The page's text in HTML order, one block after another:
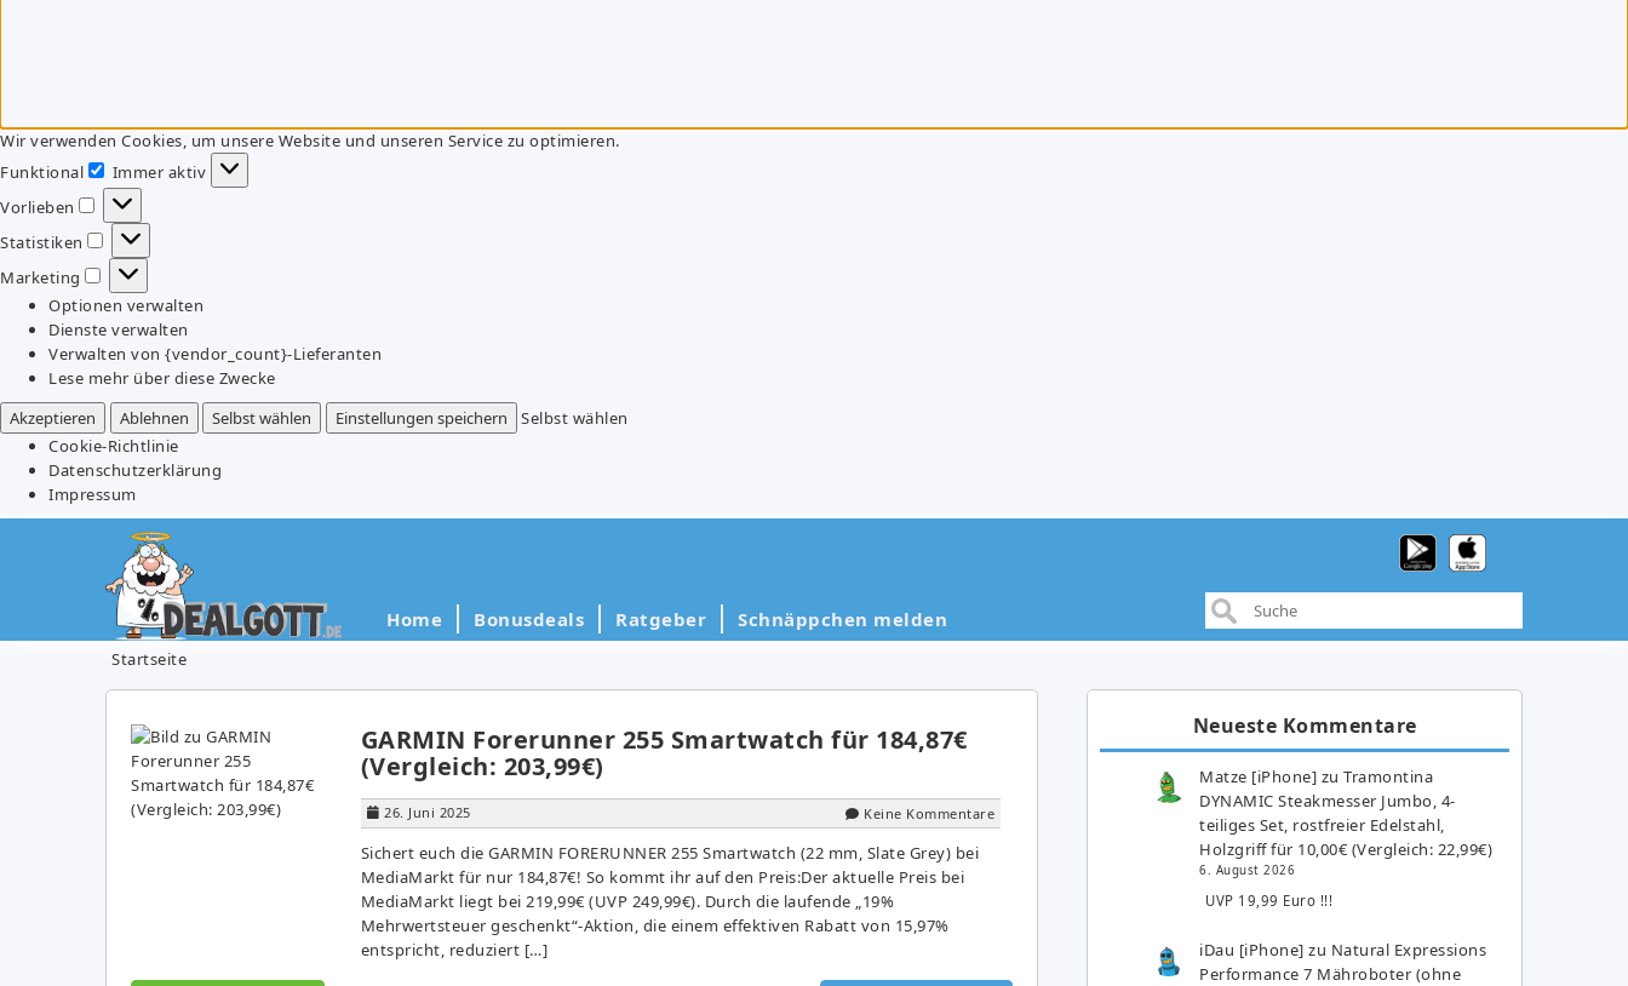
Wir verwenden Cookies, um unsere Website und unseren Service zu optimieren.
Funktional
Funktional
Immer aktiv
Vorlieben
Vorlieben
Statistiken
Statistiken
Marketing
Marketing
Optionen verwalten
Dienste verwalten
Verwalten von {vendor_count}-Lieferanten
Lese mehr über diese Zwecke
Akzeptieren
Ablehnen Selbst wählen Einstellungen speichern
Selbst wählen
Cookie-Richtlinie
Datenschutzerklärung
Impressum
Home Bonusdeals Ratgeber Schnäppchen melden
Startseite
GARMIN Forerunner 255 Smartwatch für 184,87€
(Vergleich: 203,99€)
26. Juni 2025 Keine Kommentare
Sichert euch die GARMIN FORERUNNER 255 Smartwatch (22 mm, Slate Grey) bei
MediaMarkt für nur 184,87€! So kommt ihr auf den Preis:Der aktuelle Preis bei
MediaMarkt liegt bei 219,99€ (UVP 249,99€). Durch die laufende „19%
Mehrwertsteuer geschenkt“-Aktion, die einem effektiven Rabatt von 15,97%
entspricht, reduziert […]
Neueste Kommentare
Matze [iPhone] zuTramontina
DYNAMIC Steakmesser Jumbo, 4-
teiliges Set, rostfreier Edelstahl,
Holzgriff für 10,00€ (Vergleich: 22,99€)
6. August 2026
UVP 19,99 Euro !!!
iDau [iPhone] zu Natural Expressions
Performance 7 Mähroboter (ohne